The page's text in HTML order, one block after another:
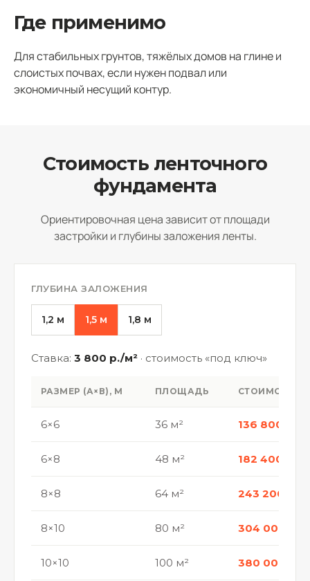
Где применимо
Для стабильных грунтов, тяжёлых домов на глине и
слоистых почвах, если нужен подвал или
экономичный несущий контур.
Стоимость ленточного
фундамента
Ориентировочная цена зависит от площади
застройки и глубины заложения ленты.
ГЛУБИНА ЗАЛОЖЕНИЯ
1,2 м 1,5 м 1,8 м
Ставка: 3 800 р./м² · стоимость «под ключ»
РАЗМЕР (А×В), М ПЛОЩАДЬ СТОИМОСТЬ
6×6 36 м² 136 800 р.
6×8 48 м² 182 400 р.
8×8 64 м² 243 200 р.
8×10 80 м² 304 000 р.
10×10 100 м² 380 000 р.